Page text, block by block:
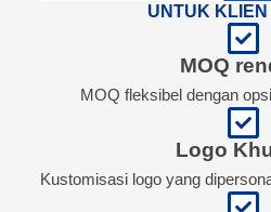
UNTUK KLIEN
MOQ
MOQ fleksibel dengan
Logo
Kustomisasi logo yang